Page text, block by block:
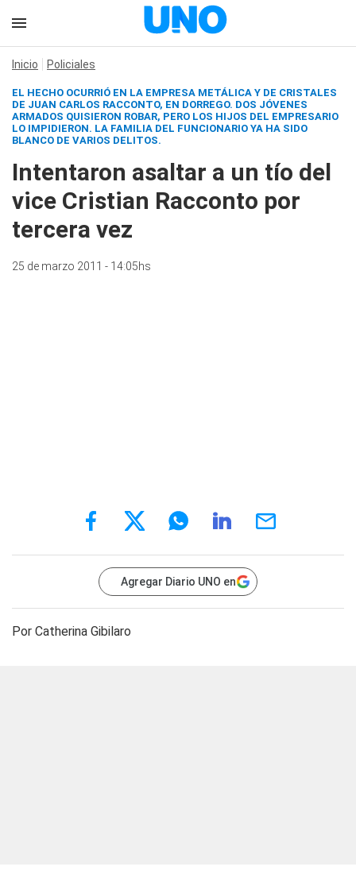
Inicio Policiales
EL HECHO OCURRIÓ EN LA EMPRESA METÁLICA Y DE CRISTALES
DE JUAN CARLOS RACCONTO, EN DORREGO. DOS JÓVENES
ARMADOS QUISIERON ROBAR, PERO LOS HIJOS DEL EMPRESARIO
LO IMPIDIERON. LA FAMILIA DEL FUNCIONARIO YA HA SIDO
BLANCO DE VARIOS DELITOS.
Intentaron asaltar a un tío del
vice Cristian Racconto por
tercera vez
25 de marzo 2011 - 14:05hs
Agregar Diario UNO en
Por Catherina Gibilaro